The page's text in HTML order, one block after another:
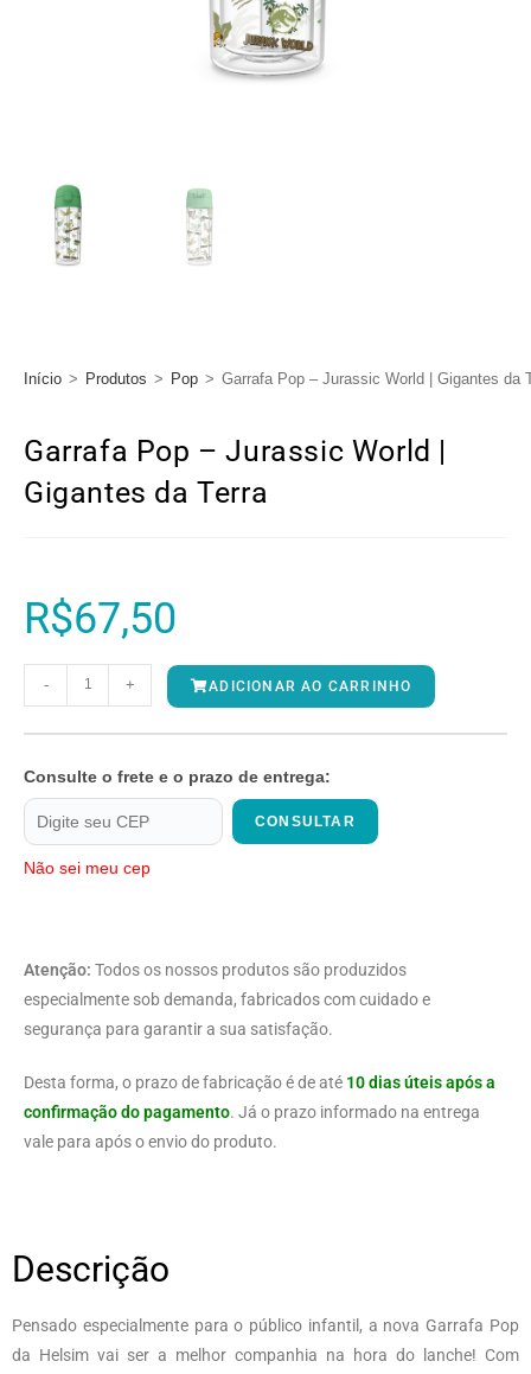
Início > Produtos > Pop > Garrafa Pop – Jurassic World | Gigantes da
Garrafa Pop – Jurassic World |
Gigantes da Terra
R$67,50
- + ADICIONAR AO CARRINHO
Consulte o frete e o prazo de entrega:
CONSULTAR
Não sei meu cep
Atenção: Todos os nossos produtos são produzidos
especialmente sob demanda, fabricados com cuidado e
segurança para garantir a sua satisfação.
Desta forma, o prazo de fabricação é de até 10 dias úteis após a
confirmação do pagamento. Já o prazo informado na entrega
vale para após o envio do produto.
Descrição
Pensado especialmente para o público infantil, a nova Garrafa Pop
da Helsim vai ser a melhor companhia na hora do lanche! Com